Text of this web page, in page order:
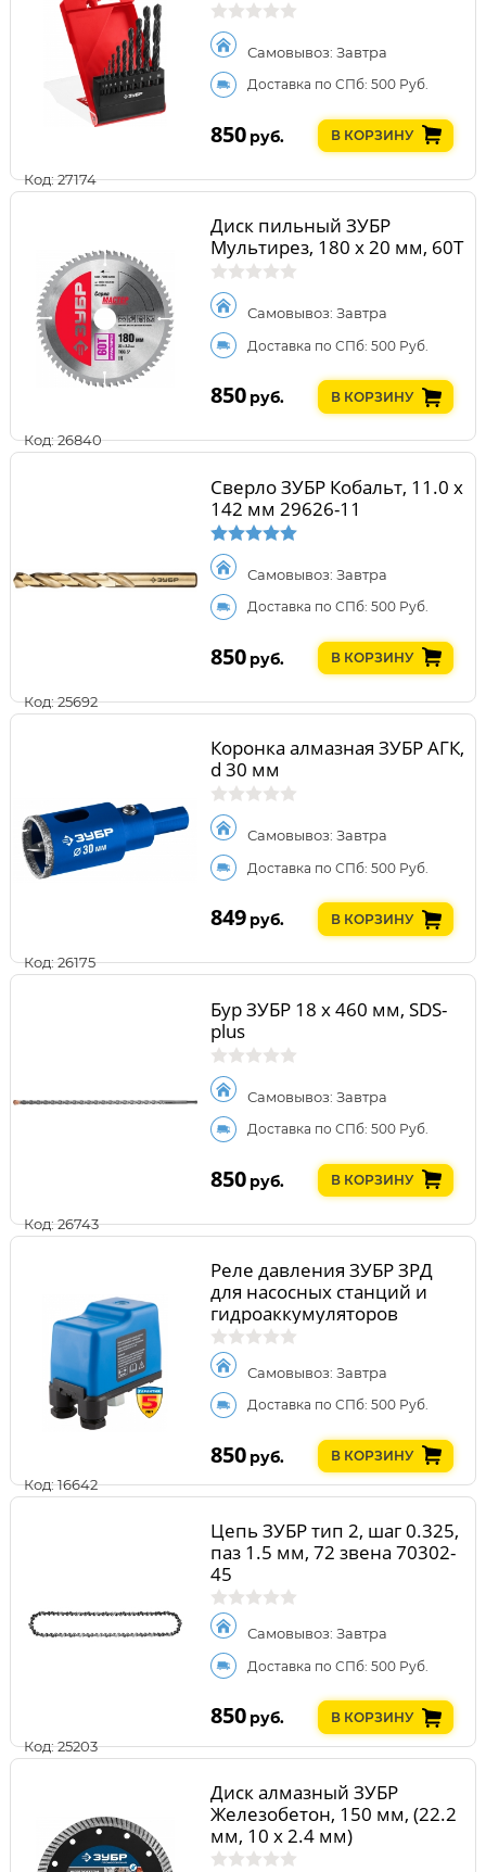
Код: 27174
Самовывоз: Завтра
Доставка по СПб: 500 Руб.
850 руб. В КОРЗИНУ
Код: 26840
Диск пильный ЗУБР
Мультирез, 180 x 20 мм, 60Т
Самовывоз: Завтра
Доставка по СПб: 500 Руб.
850 руб. В КОРЗИНУ
Код: 25692
Сверло ЗУБР Кобальт, 11.0 х
142 мм 29626-11
Самовывоз: Завтра
Доставка по СПб: 500 Руб.
850 руб. В КОРЗИНУ
Код: 26175
Коронка алмазная ЗУБР АГК,
d 30 мм
Самовывоз: Завтра
Доставка по СПб: 500 Руб.
849 руб. В КОРЗИНУ
Код: 26743
Бур ЗУБР 18 x 460 мм, SDS-
plus
Самовывоз: Завтра
Доставка по СПб: 500 Руб.
850 руб. В КОРЗИНУ
Код: 16642
Реле давления ЗУБР ЗРД
для насосных станций и
гидроаккумуляторов
Самовывоз: Завтра
Доставка по СПб: 500 Руб.
850 руб. В КОРЗИНУ
Код: 25203
Цепь ЗУБР тип 2, шаг 0.325,
паз 1.5 мм, 72 звена 70302-
45
Самовывоз: Завтра
Доставка по СПб: 500 Руб.
850 руб. В КОРЗИНУ
Диск алмазный ЗУБР
Железобетон, 150 мм, (22.2
мм, 10 х 2.4 мм)